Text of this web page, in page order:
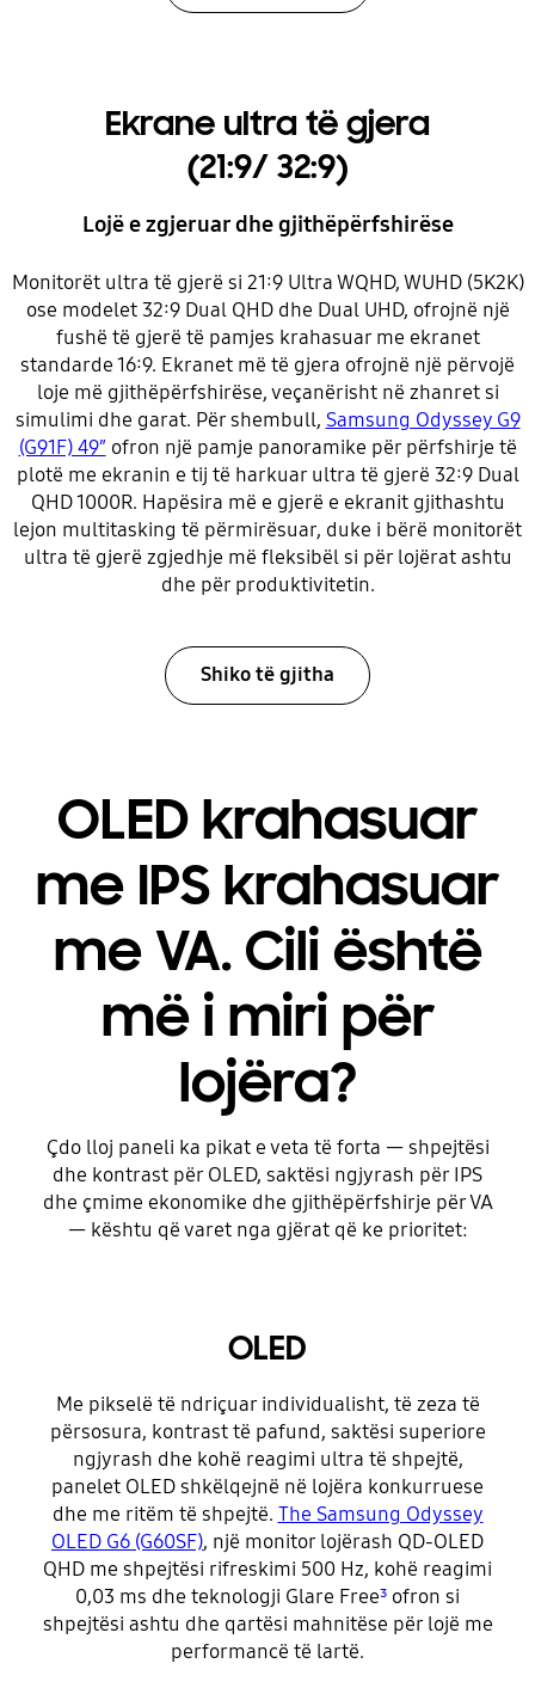
Ekrane ultra të gjera
(21:9/ 32:9)
Lojë e zgjeruar dhe gjithëpërfshirëse
Monitorët ultra të gjerë si 21:9 Ultra WQHD, WUHD (5K2K)
ose modelet 32:9 Dual QHD dhe Dual UHD, ofrojnë një
fushë të gjerë të pamjes krahasuar me ekranet
standarde 16:9. Ekranet më të gjera ofrojnë një përvojë
loje më gjithëpërfshirëse, veçanërisht në zhanret si
simulimi dhe garat. Për shembull, Samsung Odyssey G9
(G91F) 49″ ofron një pamje panoramike për përfshirje të
plotë me ekranin e tij të harkuar ultra të gjerë 32:9 Dual
QHD 1000R. Hapësira më e gjerë e ekranit gjithashtu
lejon multitasking të përmirësuar, duke i bërë monitorët
ultra të gjerë zgjedhje më fleksibël si për lojërat ashtu
dhe për produktivitetin.
Shiko të gjitha
OLED krahasuar
me IPS krahasuar
me VA. Cili është
më i miri për
lojëra?
Çdo lloj paneli ka pikat e veta të forta — shpejtësi
dhe kontrast për OLED, saktësi ngjyrash për IPS
dhe çmime ekonomike dhe gjithëpërfshirje për VA
— kështu që varet nga gjërat që ke prioritet:
OLED
Me pikselë të ndriçuar individualisht, të zeza të
përsosura, kontrast të pafund, saktësi superiore
ngjyrash dhe kohë reagimi ultra të shpejtë,
panelet OLED shkëlqejnë në lojëra konkurruese
dhe me ritëm të shpejtë. The Samsung Odyssey
OLED G6 (G60SF), një monitor lojërash QD-OLED
QHD me shpejtësi rifreskimi 500 Hz, kohë reagimi
0,03 ms dhe teknologji Glare Free³ ofron si
shpejtësi ashtu dhe qartësi mahnitëse për lojë me
performancë të lartë.